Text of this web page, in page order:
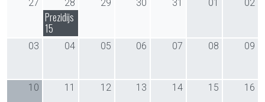
27
28 29 30 31 01 02
Prezidijs
15
03 04 05 06 07 08 09
10 11 12 13 14 15 16